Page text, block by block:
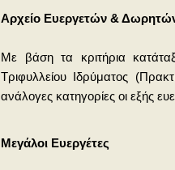
Αρχείο Ευεργετών &
Με βάση τα κριτήρια
Τριφυλλείου Ιδρύματος
ανάλογες κατηγορίες οι εξής
Μεγάλοι Ευεργέτες